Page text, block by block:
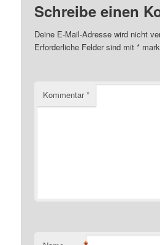
Schreibe einen
Deine E-Mail-Adresse wird nicht
Erforderliche Felder sind mit*
Kommentar*